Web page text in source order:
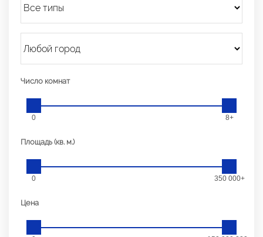
Число комнат
0 8+
Площадь (кв. м.)
0 350 000+
Цена